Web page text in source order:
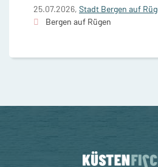
25.07.2026, Stadt Bergen auf
Bergen auf Rügen